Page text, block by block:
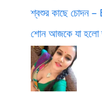
শ্বশুর কাছে
শোন আজকে যা হলো